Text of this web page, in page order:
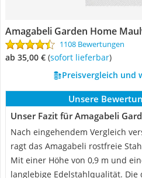
Amagabeli Garden Home
1108 Bewertungen
ab 35,00 € ( Sofort lieferbar)
Preisvergleich und
Unsere
Unser Fazit für Amagabeli
Nach eingehendem Vergleich
ragt das Amagabeli rostfreie
Mit einer Höhe von 0,9 m und
langlebige Edelstahlqualität. Die